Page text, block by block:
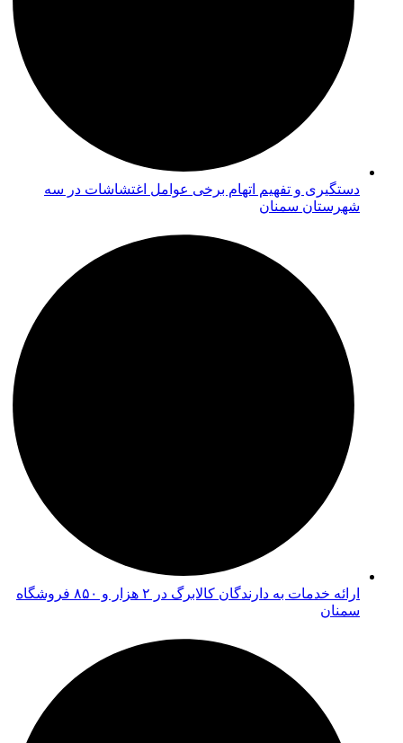
دستگیری و تفهیم اتهام برخی عوامل اغتشاشات در سه
شهرستان سمنان
ارائه خدمات به دارندگان کالابرگ در ۲ هزار و ۸۵۰ فروشگاه
سمنان